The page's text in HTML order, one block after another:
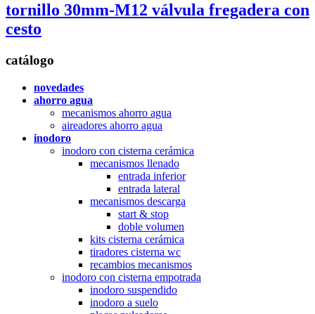
tornillo 30mm-M12 válvula fregadera con
cesto
catálogo
novedades
ahorro agua
mecanismos ahorro agua
aireadores ahorro agua
inodoro
inodoro con cisterna cerámica
mecanismos llenado
entrada inferior
entrada lateral
mecanismos descarga
start & stop
doble volumen
kits cisterna cerámica
tiradores cisterna wc
recambios mecanismos
inodoro con cisterna empotrada
inodoro suspendido
inodoro a suelo